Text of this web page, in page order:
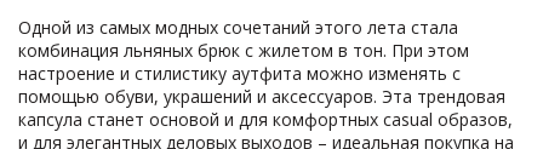
Одной из самых модных сочетаний этого лета стала
комбинация льняных брюк с жилетом в тон. При этом
настроение и стилистику аутфита можно изменять с
помощью обуви, украшений и аксессуаров. Эта трендовая
капсула станет основой и для комфортных casual образов,
и для элегантных деловых выходов – идеальная покупка на